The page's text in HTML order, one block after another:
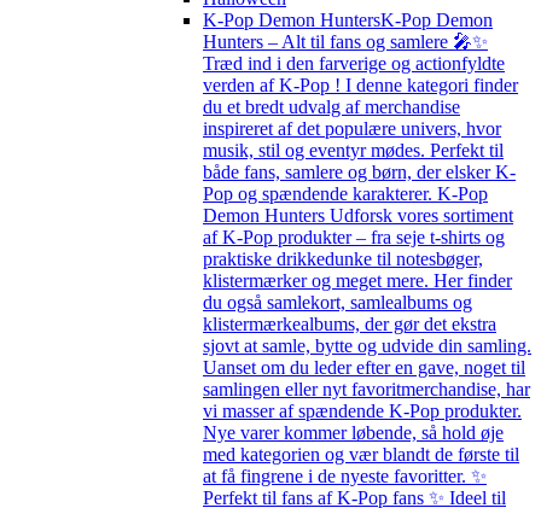
K-Pop Demon HuntersK-Pop Demon
Hunters – Alt til fans og samlere 🎤✨
Træd ind i den farverige og actionfyldte
verden af K-Pop ! I denne kategori finder
du et bredt udvalg af merchandise
inspireret af det populære univers, hvor
musik, stil og eventyr mødes. Perfekt til
både fans, samlere og børn, der elsker K-
Pop og spændende karakterer. K-Pop
Demon Hunters Udforsk vores sortiment
af K-Pop produkter – fra seje t-shirts og
praktiske drikkedunke til notesbøger,
klistermærker og meget mere. Her finder
du også samlekort, samlealbums og
klistermærkealbums, der gør det ekstra
sjovt at samle, bytte og udvide din samling.
Uanset om du leder efter en gave, noget til
samlingen eller nyt favoritmerchandise, har
vi masser af spændende K-Pop produkter.
Nye varer kommer løbende, så hold øje
med kategorien og vær blandt de første til
at få fingrene i de nyeste favoritter. ✨
Perfekt til fans af K-Pop fans ✨ Ideel til